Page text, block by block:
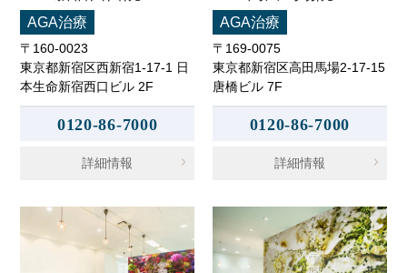
AGA治療
〒160-0023
東京都新宿区西新宿1-17-1 日
本生命新宿西口ビル 2F
0120-86-7000
詳細情報
AGA治療
〒169-0075
東京都新宿区高田馬場2-17-15
唐橋ビル 7F
0120-86-7000
詳細情報